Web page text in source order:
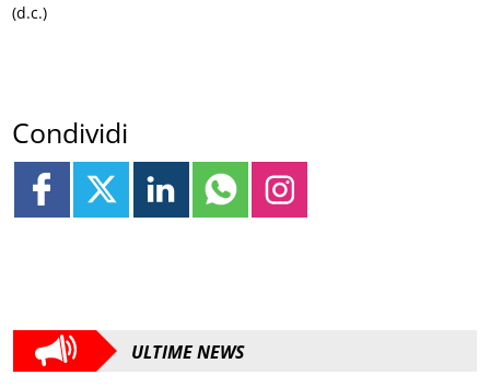
(d.c.)
Condividi
ULTIME NEWS